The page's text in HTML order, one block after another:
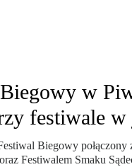
w
festiwale w
Biegowy
Festiwalem Smaku